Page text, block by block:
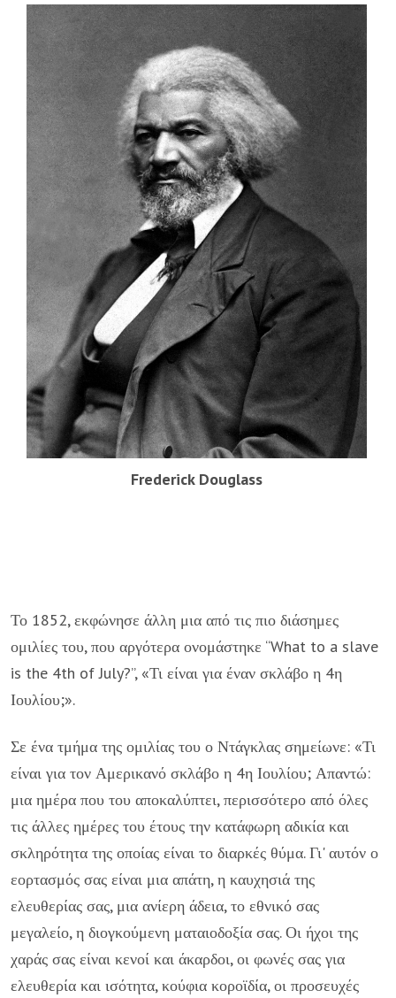
Frederick Douglass
Το 1852, εκφώνησε άλλη μια από τις πιο διάσημες
ομιλίες του, που αργότερα ονομάστηκε “What to a slave
is the 4th of July?”, «Τι είναι για έναν σκλάβο η 4η
Ιουλίου;».
Σε ένα τμήμα της ομιλίας του ο Ντάγκλας σημείωνε: «Τι
είναι για τον Αμερικανό σκλάβο η 4η Ιουλίου; Απαντώ:
μια ημέρα που του αποκαλύπτει, περισσότερο από όλες
τις άλλες ημέρες του έτους την κατάφωρη αδικία και
σκληρότητα της οποίας είναι το διαρκές θύμα. Γι' αυτόν ο
εορτασμός σας είναι μια απάτη, η καυχησιά της
ελευθερίας σας, μια ανίερη άδεια, το εθνικό σας
μεγαλείο, η διογκούμενη ματαιοδοξία σας. Οι ήχοι της
χαράς σας είναι κενοί και άκαρδοι, οι φωνές σας για
ελευθερία και ισότητα, κούφια κοροϊδία, οι προσευχές